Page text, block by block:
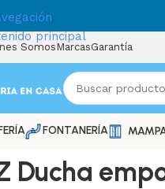
principal
Somos MarcasGarantía
FONTANERÍA
Ducha